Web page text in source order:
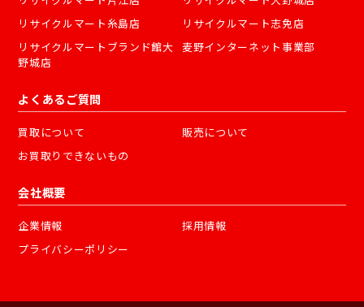
リサイクルマート糸島店
リサイクルマート志免店
リサイクルマートブランド館大
野城店
麦野インターネット事業部
よくあるご質問
買取について
販売について
お買取りできないもの
会社概要
企業情報
採用情報
プライバシーポリシー